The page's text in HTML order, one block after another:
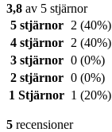
3,8 av 5 stjärnor
5 stjärnor
2 (40%)
4 stjärnor
2 (40%)
3 stjärnor 0 (0%)
2 stjärnor 0 (0%)
1 Stjärnor 1 (20%)
5 recensioner